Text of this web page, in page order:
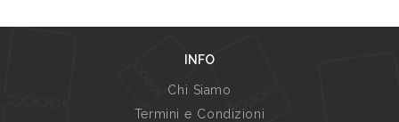
INFO
Chi Siamo
Termini e Condizioni